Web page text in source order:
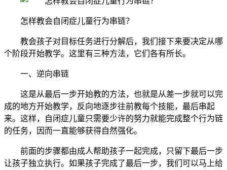
怎样教会自闭症儿童行为串链？
教会孩子对目标任务进行分解后，我们接下来要决定从哪
个阶段开始教学。这里有三种方法，它们各有所长。
一、逆向串链
这是从最后一步开始教的方法，也就是从差一步就可以完
成的地方开始教学，反向地逐步往前教每个技能，最后串起
来。这样，自闭症儿童只需要少许的努力就能完成整个行为链
的任务，因而一直能够获得自然强化。
前面的步骤都由成人帮助孩子一起完成，只留下最后一步
让孩子独立执行。如果孩子完成了最后一步，我们可以马上给